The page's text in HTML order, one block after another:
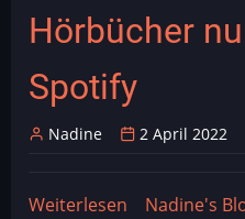
Hörbücher
Spotify
Nadine 2 April 2022
Weiterlesen über
Nadine's